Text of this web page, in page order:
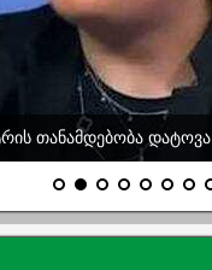
თანამდებობა დატოვა